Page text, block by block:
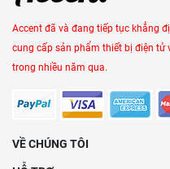
Accent đã và đang tiếp tục khẳng
cung cấp sản phẩm thiết bị điện
trong nhiều năm qua.
VỀ CHÚNG TÔI